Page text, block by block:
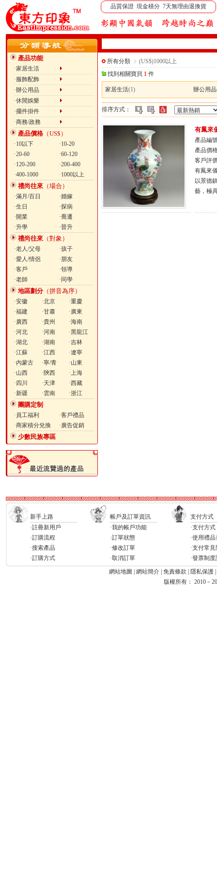
品質保證 現金積分 7天無理由退換貨
產品功能
·家居生活
·服飾配飾
·辦公用品
·休閒娛樂
·擺件掛件
·商務/政務
產品價格 （US$）
·10以下
·10-20
·20-60
·60-120
·120-200
·200-400
·400-1000
·1000以上
禮尚往來 （場合）
·滿月/百日
·婚嫁
·生日
·探病
·開業
·喬遷
·升學
·晉升
禮尚往來 （對象）
·老人/父母
·孩子
·愛人/情侶
·朋友
·客戶
·領導
·老師
·同學
地區劃分（拼音為序）
·安徽 ·北京
·重慶
·福建
·甘肅
·廣東
·廣西
·貴州
·海南
·河北
·河南
·黑龍江
·湖北
·湖南
·吉林
·江蘇
·江西
·遼寧
·內蒙古
·寧/青
·山東
·山西
·陝西
·上海
·四川
·天津
·西藏
·新疆
·雲南 ·浙江
團購定制
·員工福利
·客戶禮品
·商家積分兌換
·廣告促銷
少數民族專區
所有分類
(US$)1000以上
找到相關寶貝 1 件
家居生活(1) 辦公用品
排序方式：
有鳳來
產品編
產品價
客戶評
有鳳來
以景德
藝，極
新手上路 帳戶及訂單資訊
支付方式
·註冊新用戶
·訂購流程
·搜索產品
·訂購方式
·我的帳戶功能
·訂單狀態
·修改訂單
·取消訂單
·支付方式
·使用禮品
·支付常
·發票制
網站地圖
網站簡介 免責條款 隱私保護
版權所有： 2010－